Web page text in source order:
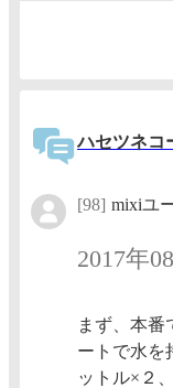
ハセツネコ
[98] mixiユ
2017年
まず、本番
ートで水を
ットル×２